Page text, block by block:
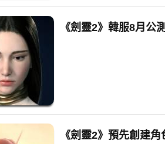
《劍靈2》韓服8月
《劍靈2》預先創建